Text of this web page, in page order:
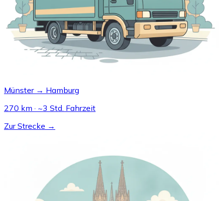
Münster → Hamburg
270 km · ~3 Std. Fahrzeit
Zur Strecke →